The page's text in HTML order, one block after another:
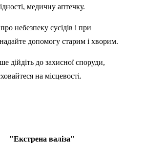
медичну аптечку.
небезпеку сусідів і при
надайте допомогу старим і хворим.
дійдіть до захисної споруди,
на місцевості.
"Екстрена валіза"